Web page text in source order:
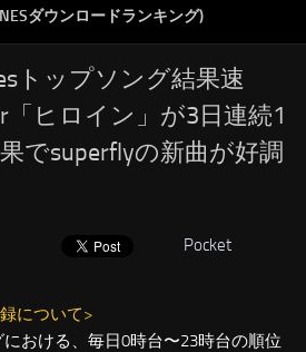
ダウンロードランキング)
トップソング結果速
「ヒロイン」が3日連続1
でsuperflyの新曲が好調
Pocket
について>
における、毎日0時台〜23時台の順位